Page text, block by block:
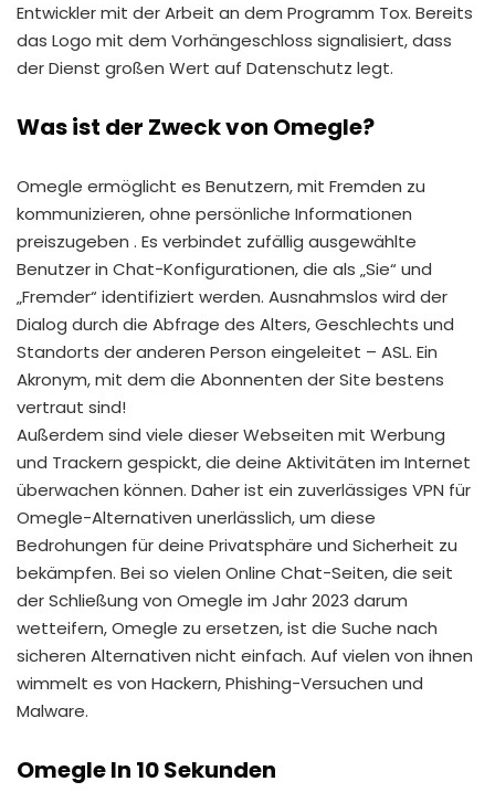
Entwickler mit der Arbeit an dem Programm Tox. Bereits
das Logo mit dem Vorhängeschloss signalisiert, dass
der Dienst großen Wert auf Datenschutz legt.
Was ist der Zweck von Omegle?
Omegle ermöglicht es Benutzern, mit Fremden zu
kommunizieren, ohne persönliche Informationen
preiszugeben . Es verbindet zufällig ausgewählte
Benutzer in Chat-Konfigurationen, die als „Sie“ und
„Fremder“ identifiziert werden. Ausnahmslos wird der
Dialog durch die Abfrage des Alters, Geschlechts und
Standorts der anderen Person eingeleitet – ASL. Ein
Akronym, mit dem die Abonnenten der Site bestens
vertraut sind!
Außerdem sind viele dieser Webseiten mit Werbung
und Trackern gespickt, die deine Aktivitäten im Internet
überwachen können. Daher ist ein zuverlässiges VPN für
Omegle-Alternativen unerlässlich, um diese
Bedrohungen für deine Privatsphäre und Sicherheit zu
bekämpfen. Bei so vielen Online Chat-Seiten, die seit
der Schließung von Omegle im Jahr 2023 darum
wetteifern, Omegle zu ersetzen, ist die Suche nach
sicheren Alternativen nicht einfach. Auf vielen von ihnen
wimmelt es von Hackern, Phishing-Versuchen und
Malware.
Omegle In 10 Sekunden